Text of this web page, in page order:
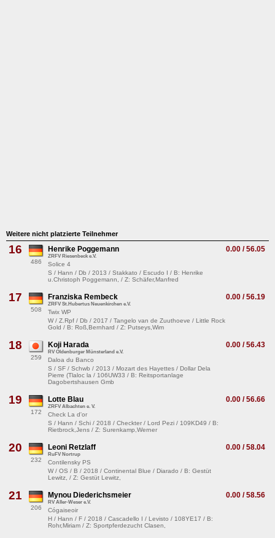
Weitere nicht platzierte Teilnehmer
16
486
0.00 / 56.05
Henrike Poggemann
ZRFV Riesenbeck e.V.
Solice 4
S / Hann / Db / 2013 / Stakkato / Escudo I / B: Henrike
u.Christoph Poggemann, / Z: Schäfer,Manfred
17
508
0.00 / 56.19
Franziska Rembeck
ZRFV St.Hubertus Neuenkirchen e.V.
Twix WP
W / Z.Rpf / Db / 2017 / Tangelo van de Zuuthoeve / Little Rock
Gold / B: Roß,Bernhard / Z: Putseys,Wim
18
259
0.00 / 56.43
Koji Harada
RV Oldenburger Münsterland e.V.
Daloa du Banco
S / SF / Schwb / 2013 / Mozart des Hayettes / Dollar Dela
Pierre (Tlaloc la / 106UW33 / B: Reitsportanlage
Dagobertshausen Gmb
19
172
0.00 / 56.66
Lotte Blau
ZRFV Albachten e. V.
Check La d'or
S / Hann / Schi / 2018 / Checkter / Lord Pezi / 109KD49 / B:
Rietbrock,Jens / Z: Surenkamp,Werner
20
232
0.00 / 58.04
Leoni Retzlaff
RuFV Nortrup
Contilensky PS
W / OS / B / 2018 / Continental Blue / Diarado / B: Gestüt
Lewitz, / Z: Gestüt Lewitz,
21
206
0.00 / 58.56
Mynou Diederichsmeier
RV Aller-Weser e.V.
Cógaiseoir
H / Hann / F / 2018 / Cascadello I / Levisto / 108YE17 / B:
Rohr,Miriam / Z: Sportpferdezucht Clasen,